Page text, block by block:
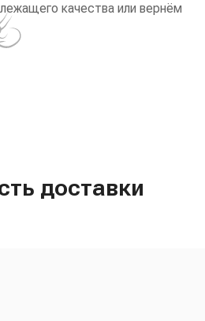
качества или вернём
доставки